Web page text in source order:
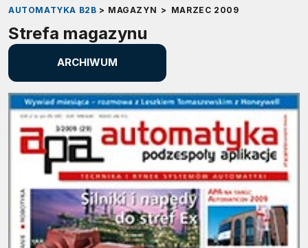
AUTOMATYKA B2B > MAGAZYN > MARZEC 2009
Strefa magazynu
ARCHIWUM